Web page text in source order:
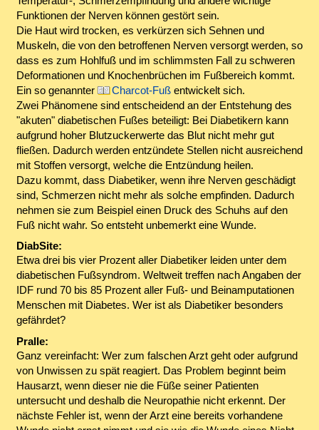
Funktionen der Nerven können gestört sein.
Die Haut wird trocken, es verkürzen sich Sehnen und
Muskeln, die von den betroffenen Nerven versorgt werden, so
dass es zum Hohlfuß und im schlimmsten Fall zu schweren
Deformationen und Knochenbrüchen im Fußbereich kommt.
Ein so genannter
Charcot-Fußentwickelt sich.
Zwei Phänomene sind entscheidend an der Entstehung des
"akuten" diabetischen Fußes beteiligt: Bei Diabetikern kann
aufgrund hoher Blutzuckerwerte das Blut nicht mehr gut
fließen. Dadurch werden entzündete Stellen nicht ausreichend
mit Stoffen versorgt, welche die Entzündung heilen.
Dazu kommt, dass Diabetiker, wenn ihre Nerven geschädigt
sind, Schmerzen nicht mehr als solche empfinden. Dadurch
nehmen sie zum Beispiel einen Druck des Schuhs auf den
Fuß nicht wahr. So entsteht unbemerkt eine Wunde.
DiabSite:
Etwa drei bis vier Prozent aller Diabetiker leiden unter dem
diabetischen Fußsyndrom. Weltweit treffen nach Angaben der
IDF rund 70 bis 85 Prozent aller Fuß- und Beinamputationen
Menschen mit Diabetes. Wer ist als Diabetiker besonders
gefährdet?
Pralle:
Ganz vereinfacht: Wer zum falschen Arzt geht oder aufgrund
von Unwissen zu spät reagiert. Das Problem beginnt beim
Hausarzt, wenn dieser nie die Füße seiner Patienten
untersucht und deshalb die Neuropathie nicht erkennt. Der
nächste Fehler ist, wenn der Arzt eine bereits vorhandene